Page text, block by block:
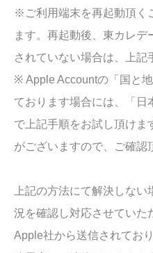
※ご利用端末を再起動頂く
ます。再起動後、東カレ
されていない場合は、上記
※ Apple Accountの「国と
ております場合には、「日
で上記手順をお試し頂けま
がございますので、ご確認
上記の方法にて解決しな
況を確認し対応させていた
Apple社から送信されてお